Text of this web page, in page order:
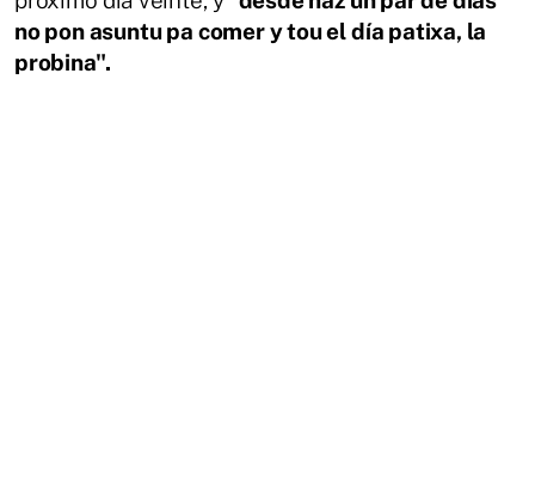
no pon asuntu pa comer y tou el día patixa, la
probina".